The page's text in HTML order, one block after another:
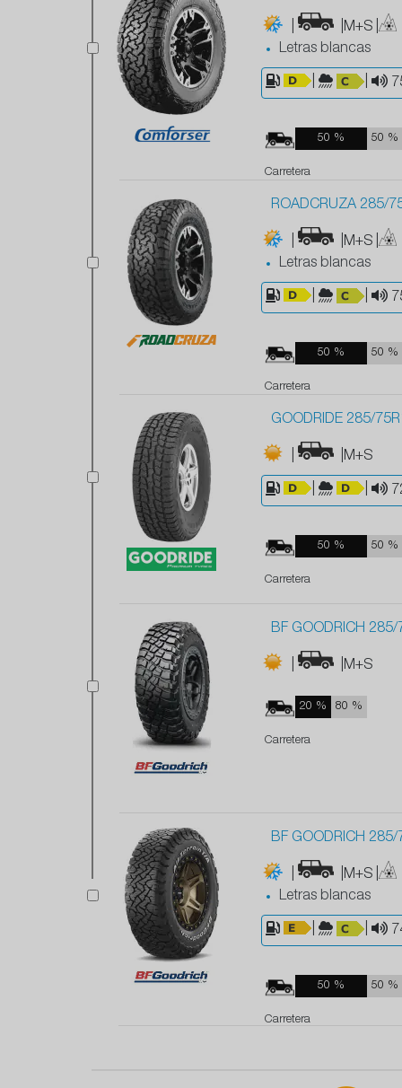
|M+S
Letras blancas
50 % 50 %
Carretera
ROADCRUZA 285/
|M+S
Letras blancas
50 % 50 %
Carretera
GOODRIDE 285/
|M+S
50 % 50 %
Carretera
BF GOODRICH
|M+S
20 % 80 %
Carretera
BF GOODRICH
|M+S
Letras blancas
50 % 50 %
Carretera